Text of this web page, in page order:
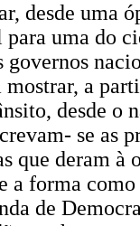
desde uma
para uma do
a
desde o
se as
que deram
a forma
de